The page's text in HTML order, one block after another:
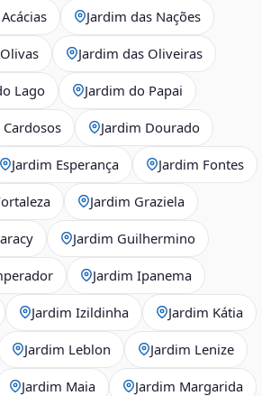
Jardim das Nações
Jardim das Oliveiras
Lago Jardim do Papai
Jardim Dourado
Jardim Esperança Jardim Fontes
Jardim Graziela
Jardim Guilhermino
Jardim Ipanema
Jardim Izildinha Jardim Kátia
Jardim Leblon Jardim Lenize
Jardim Maia Jardim Margarida